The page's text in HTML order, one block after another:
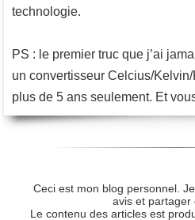
technologie.
PS : le premier truc que j’ai
un convertisseur Celcius/
plus de 5 ans seulement. Et
Ceci est mon blog personnel.
avis et partager
Le contenu des articles est